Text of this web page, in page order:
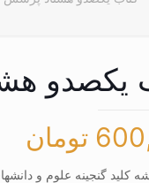
یکصدو
تومان
کلید گنجینه علوم و